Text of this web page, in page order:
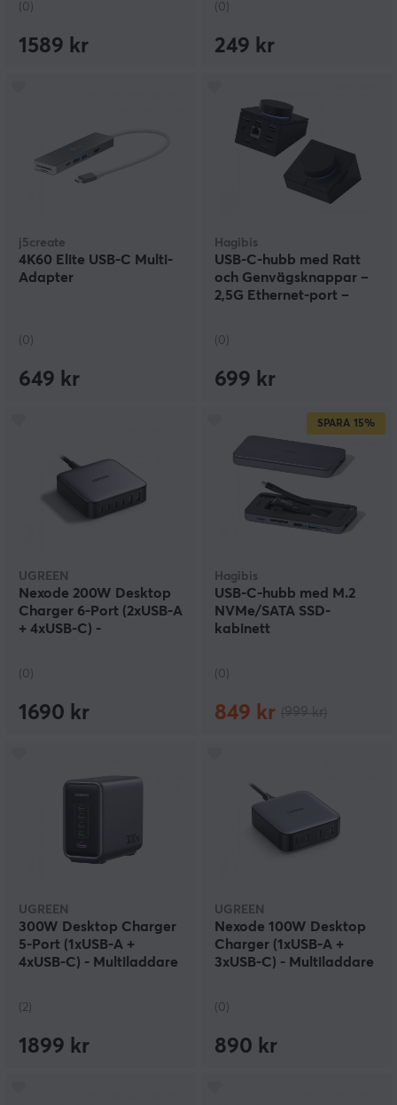
(0)
1589 kr
(0)
249 kr
j5create
4K60 Elite USB-C Multi-
Adapter
(0)
649 kr
Hagibis
USB-C-hubb med Ratt
och Genvägsknappar –
2,5G Ethernet-port –
(0)
699 kr
UGREEN
Nexode 200W Desktop
Charger 6-Port (2xUSB-A
+ 4xUSB-C) -
(0)
1690 kr
SPARA 15%
Hagibis
USB-C-hubb med M.2
NVMe/SATA SSD-
kabinett
(0)
849 kr
UGREEN
300W Desktop Charger
5-Port (1xUSB-A +
4xUSB-C) - Multiladdare
(2)
1899 kr
UGREEN
Nexode 100W Desktop
Charger (1xUSB-A +
3xUSB-C) - Multiladdare
(0)
890 kr